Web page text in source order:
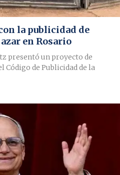
la publicidad de
en Rosario
presentó un proyecto de
de Publicidad de la